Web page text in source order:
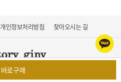
바로구매
개인정보처리방침 찾아오시는 길
롬컴퍼니